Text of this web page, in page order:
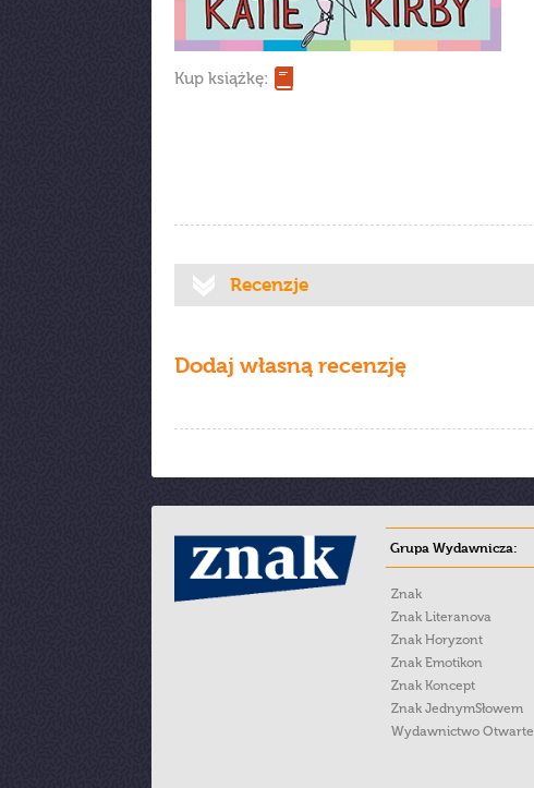
Kup książkę:
Recenzje
Dodaj własną recenzję
Grupa Wydawnicza:
Znak
Znak Literanova
Znak Horyzont
Znak Emotikon
Znak Koncept
Znak JednymSłowem
Wydawnictwo Otwarte